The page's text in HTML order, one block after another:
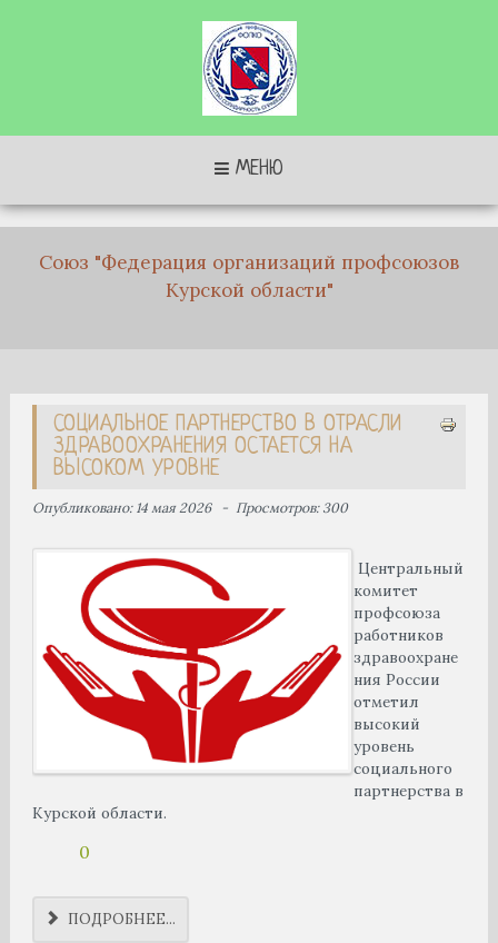
МЕНЮ
Союз "Федерация организаций профсоюзов
Курской области"
СОЦИАЛЬНОЕ ПАРТНЕРСТВО В ОТРАСЛИ
ЗДРАВООХРАНЕНИЯ ОСТАЕТСЯ НА
ВЫСОКОМ УРОВНЕ
Опубликовано: 14 мая 2026 Просмотров: 300
Центральный
комитет
профсоюза
работников
здравоохране
ния России
отметил
высокий
уровень
социального
партнерства в
Курской области.
0
ПОДРОБНЕЕ...